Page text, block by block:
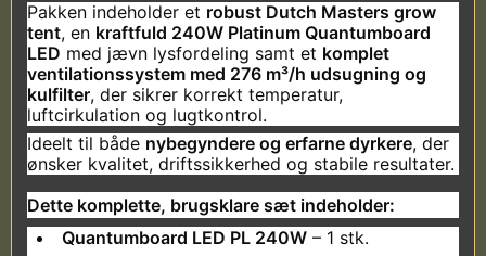
Pakken indeholder et robust Dutch Masters grow
tent, en kraftfuld 240W Platinum Quantumboard
LED med jævn lysfordeling samt et komplet
ventilationssystem med 276 m³/h udsugning og
kulfilter, der sikrer korrekt temperatur,
luftcirkulation og lugtkontrol.
Ideelt til både nybegyndere og erfarne dyrkere, der
ønsker kvalitet, driftssikkerhed og stabile resultater.
Dette komplette, brugsklare sæt indeholder:
Quantumboard LED PL 240W – 1 stk.